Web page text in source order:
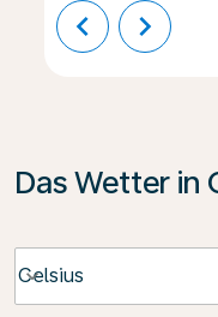
chevron_left chevron_right
Das Wetter in
Celsius
keyboard_arrow_down